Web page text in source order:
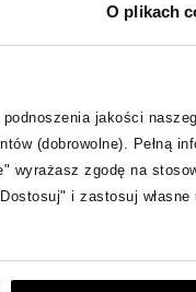
O plikach
jakości
(dobrowolne). Pełną
wyrażasz zgodę na
i zastosuj własne
Kup teraz, Zapłać później!
produktu